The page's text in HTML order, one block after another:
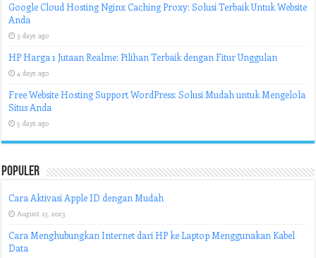
Google Cloud Hosting Nginx Caching Proxy: Solusi Terbaik Untuk Website
Anda
3 days ago
HP Harga 1 Jutaan Realme: Pilihan Terbaik dengan Fitur Unggulan
4 days ago
Free Website Hosting Support WordPress: Solusi Mudah untuk Mengelola
Situs Anda
5 days ago
Populer
Cara Aktivasi Apple ID dengan Mudah
August 13, 2023
Cara Menghubungkan Internet dari HP ke Laptop Menggunakan Kabel
Data